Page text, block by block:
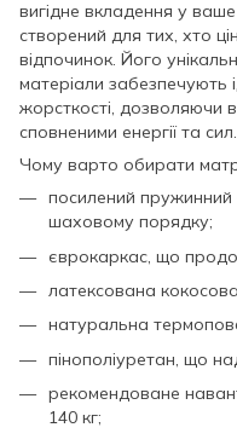
вигідне вкладення у
створений для тих, хто
відпочинок. Його
матеріали забезпечують
жорсткості, дозволяючи
сповненими енергії та сил.
Чому варто обирати
посилений пружинний
шаховому порядку;
єврокаркас, що
латексована
натуральна
пінополіуретан, що
рекомендоване
140 кг;